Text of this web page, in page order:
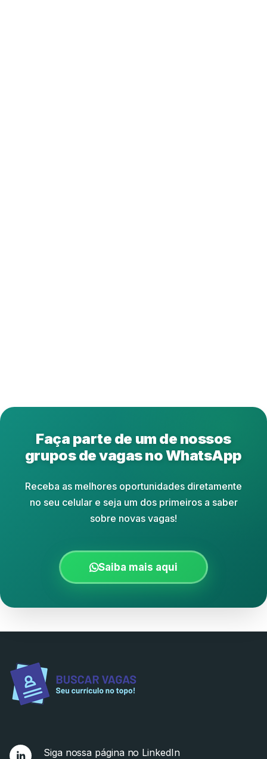
Faça parte de um de nossos
grupos de vagas no WhatsApp
Receba as melhores oportunidades diretamente
no seu celular e seja um dos primeiros a saber
sobre novas vagas!
Saiba mais aqui
Siga nossa página no LinkedIn